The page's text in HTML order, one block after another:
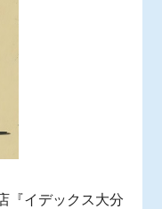
『イデックス大分